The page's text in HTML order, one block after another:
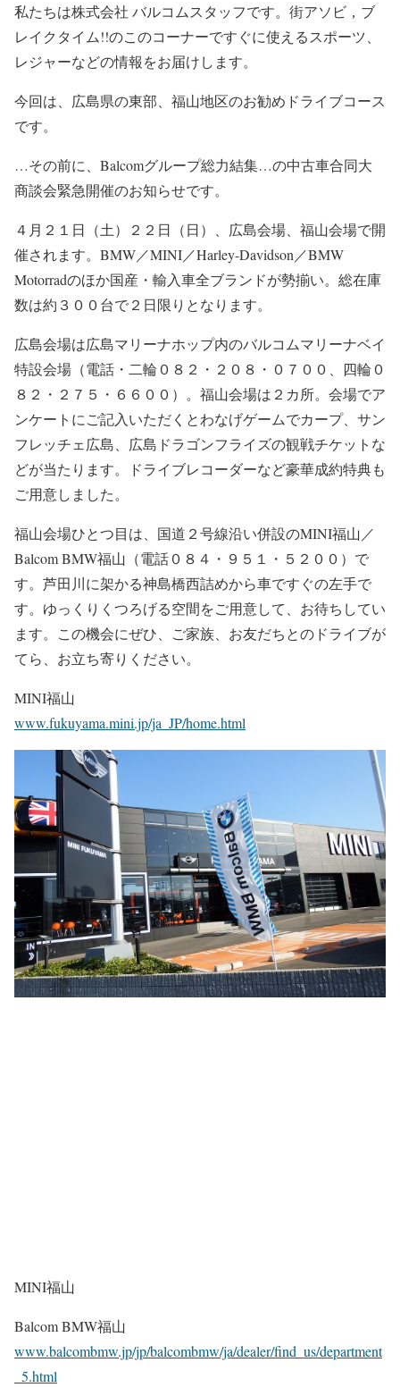
私たちは株式会社 バルコムスタッフです。街アソビ，ブ
レイクタイム!!のこのコーナーですぐに使えるスポーツ、
レジャーなどの情報をお届けします。
今回は、広島県の東部、福山地区のお勧めドライブコース
です。
…その前に、Balcomグループ総力結集…の中古車合同大
商談会緊急開催のお知らせです。
４月２１日（土）２２日（日）、広島会場、福山会場で開
催されます。BMW／MINI／Harley-Davidson／BMW
Motorradのほか国産・輸入車全ブランドが勢揃い。総在庫
数は約３００台で２日限りとなります。
広島会場は広島マリーナホップ内のバルコムマリーナベイ
特設会場（電話・二輪０８２・２０８・０７００、四輪０
８２・２７５・６６００）。福山会場は２カ所。会場でア
ンケートにご記入いただくとわなげゲームでカープ、サン
フレッチェ広島、広島ドラゴンフライズの観戦チケットな
どが当たります。ドライブレコーダーなど豪華成約特典も
ご用意しました。
福山会場ひとつ目は、国道２号線沿い併設のMINI福山／
Balcom BMW福山（電話０８４・９５１・５２００）で
す。芦田川に架かる神島橋西詰めから車ですぐの左手で
す。ゆっくりくつろげる空間をご用意して、お待ちしてい
ます。この機会にぜひ、ご家族、お友だちとのドライブが
てら、お立ち寄りください。
MINI福山
www.fukuyama.mini.jp/ja_JP/home.html
MINI福山
Balcom BMW福山
www.balcombmw.jp/jp/balcombmw/ja/dealer/find_us/department
_5.html